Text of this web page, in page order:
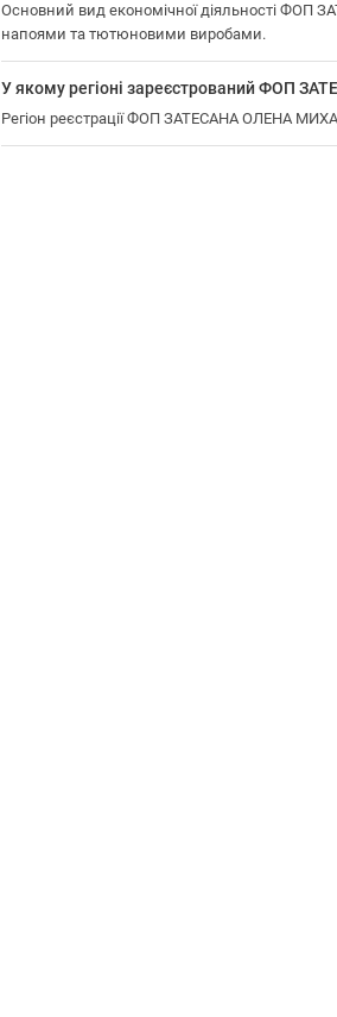
Основний вид економічної діяльності ФОП
напоями та тютюновими виробами.
У якому регіоні зареєстрований ФОП
Регіон реєстрації ФОП ЗАТЕСАНА ОЛЕНА